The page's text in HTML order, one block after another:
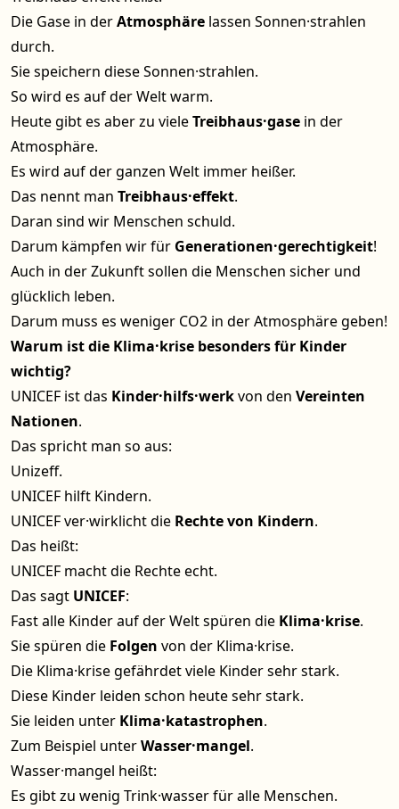
Die Gase in derAtmosphärelassen Sonnen·strahlen
durch.
Sie speichern diese Sonnen·strahlen.
So wird es auf der Welt warm.
Heute gibt es aber zu vieleTreibhaus·gasein der
Atmosphäre.
Es wird auf der ganzen Welt immer heißer.
Das nennt man Treibhaus·effekt.
Daran sind wir Menschen schuld.
Darum kämpfen wir für Generationen·gerechtigkeit!
Auch in der Zukunft sollen die Menschen sicher und
glücklich leben.
Darum muss es weniger CO2 in der Atmosphäre geben!
Warum ist die Klima·krise besonders für Kinder
wichtig?
UNICEF ist das Kinder·hilfs·werkvon den Vereinten
Nationen.
Das spricht man so aus:
Unizeff.
UNICEF hilft Kindern.
UNICEF ver·wirklicht die Rechte von Kindern.
Das heißt:
UNICEF macht die Rechte echt.
Das sagt UNICEF:
Fast alle Kinder auf der Welt spüren die Klima·krise.
Sie spüren die Folgen von der Klima·krise.
Die Klima·krise gefährdet viele Kinder sehr stark.
Diese Kinder leiden schon heute sehr stark.
Sie leiden unter Klima·katastrophen.
Zum Beispiel unterWasser·mangel.
Wasser·mangel heißt:
Es gibt zu wenig Trink·wasser für alle Menschen.